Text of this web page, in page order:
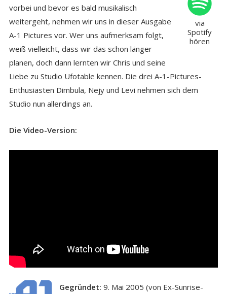
via
Spotify
hören
vorbei und bevor es bald musikalisch
weitergeht, nehmen wir uns in dieser Ausgabe
A-1 Pictures vor. Wer uns aufmerksam folgt,
weiß vielleicht, dass wir das schon länger
planen, doch dann lernten wir Chris und seine
Liebe zu Studio Ufotable kennen. Die drei A-1-Pictures-
Enthusiasten Dimbula, Nejy und Levi nehmen sich dem
Studio nun allerdings an.
Die Video-Version:
Gegründet: 9. Mai 2005 (von Ex-Sunrise-